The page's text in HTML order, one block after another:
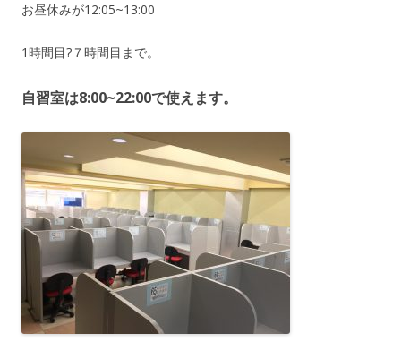
お昼休みが12:05~13:00
1時間目?７時間目まで。
自習室は8:00~22:00で使えます。